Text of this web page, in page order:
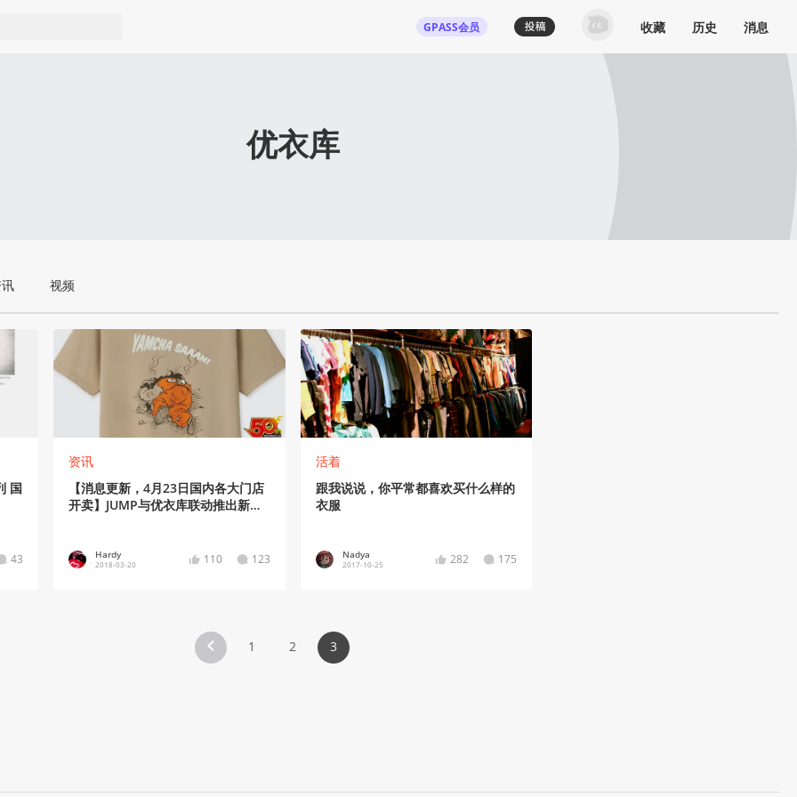
GPASS会员 收藏 历史 消息
优衣库
视频
国
43
资讯
【消息更新，4月23日国内各大门店
开卖】JUMP与优衣库联动推出新
Hardy
2018-03-20 110 123
活着
跟我说说，你平常都喜欢买什么样的
衣服
Nadya
2017-10-25 282 175
1 2 3